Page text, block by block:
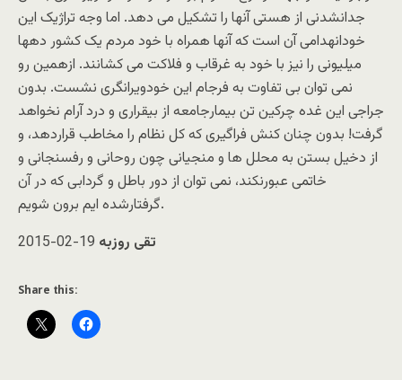
جدانشدنی از هستی آنها را تشکیل می دهد. اما وجه تراژیک این
خودانهدامی آن است که آنها همراه با خود مردم یک کشور دهها
میلیونی را نیز با خود به غرقاب و فلاکت می کشانند. ازهمین رو
نمی توان بی تفاوت به فرجام این خودویرانگری نشست. بدون
جراجی این غده چرکین تن بیمارجامعه از بیقراری و درد آرام نخواهد
گرفت! بدون چنان کنش فراگیری که کل نظام را مخاطب قراردهد، و
از دخیل بستن به محلل ها و منجیانی چون روحانی و رفسنجانی و
خاتمی عبورنکند، نمی توان از دور باطل و گردابی که در آن
گرفتارشده ایم برون شویم.
2015-02-19 تقی روزبه
Share this: